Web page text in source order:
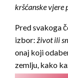
kršćanske vjere
Pred svakoga
izbor: život ili
onaj koji
zemlju, kako